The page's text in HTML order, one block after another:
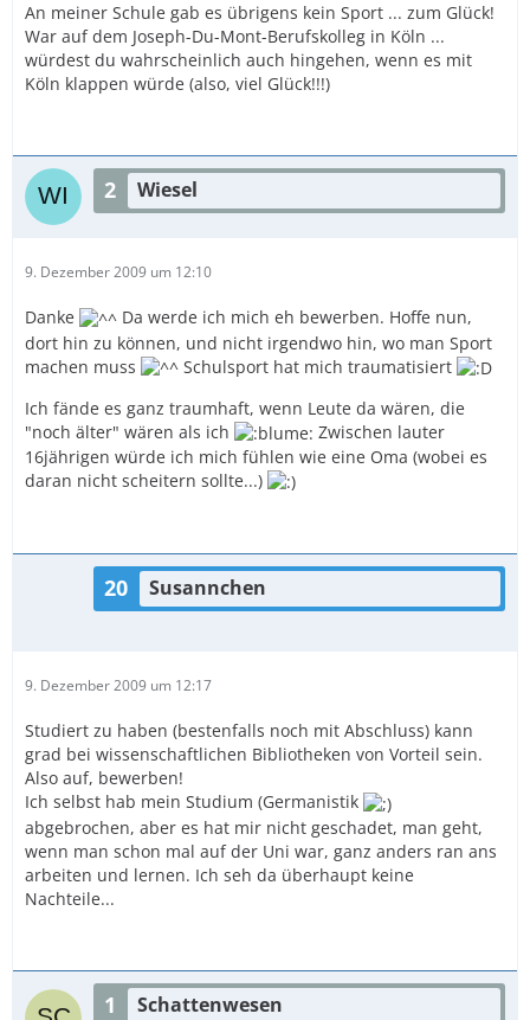
An meiner Schule gab es übrigens kein Sport ... zum Glück!
War auf dem Joseph-Du-Mont-Berufskolleg in Köln ...
würdest du wahrscheinlich auch hingehen, wenn es mit
Köln klappen würde (also, viel Glück!!!)
2 Wiesel
9. Dezember 2009 um 12:10
Danke
Da werde ich mich eh bewerben. Hoffe nun,
dort hin zu können, und nicht irgendwo hin, wo man Sport
machen muss
Schulsport hat mich traumatisiert
Ich fände es ganz traumhaft, wenn Leute da wären, die
"noch älter" wären als ich
Zwischen lauter
16jährigen würde ich mich fühlen wie eine Oma (wobei es
daran nicht scheitern sollte...)
20 Susannchen
9. Dezember 2009 um 12:17
Studiert zu haben (bestenfalls noch mit Abschluss) kann
grad bei wissenschaftlichen Bibliotheken von Vorteil sein.
Also auf, bewerben!
Ich selbst hab mein Studium (Germanistik
abgebrochen, aber es hat mir nicht geschadet, man geht,
wenn man schon mal auf der Uni war, ganz anders ran ans
arbeiten und lernen. Ich seh da überhaupt keine
Nachteile...
1 Schattenwesen